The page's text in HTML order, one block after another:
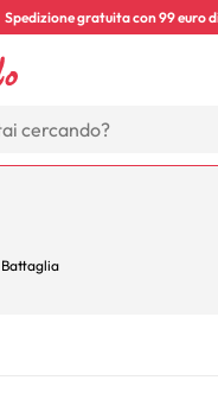
Spedizione gratuita con 99 euro